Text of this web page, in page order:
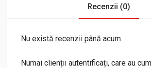
Recenzii (0)
Nu există recenzii până acum.
Numai clienții autentificați, care au